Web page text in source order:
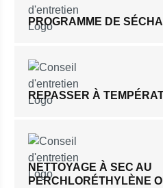
PROGRAMME DE
REPASSER À
NETTOYAGE À SEC AU
PERCHLORÉTHYLÈNE